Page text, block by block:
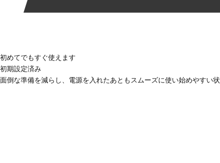
初めてでもすぐ使えます
初期設定済み
面倒な準備を減らし、電源を入れたあともスムーズに使い始めやすい